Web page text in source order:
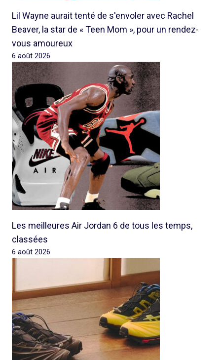
Lil Wayne aurait tenté de s'envoler avec Rachel
Beaver, la star de « Teen Mom », pour un rendez-
vous amoureux
6 août 2026
Les meilleures Air Jordan 6 de tous les temps,
classées
6 août 2026